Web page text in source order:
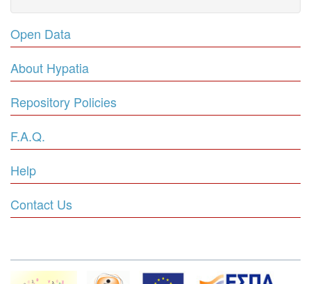
Open Data
About Hypatia
Repository Policies
F.A.Q.
Help
Contact Us